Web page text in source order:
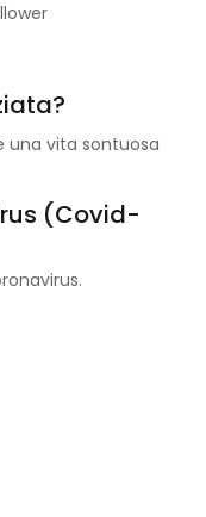
una vita sontuosa
(Covid-